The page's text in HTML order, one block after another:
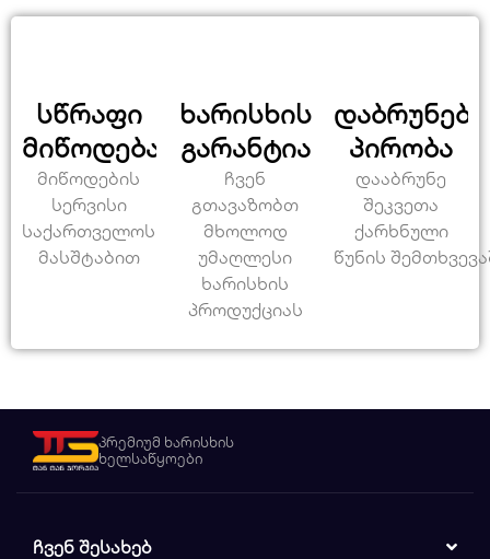
სწრაფი
მიწოდება
მიწოდების
სერვისი
საქართველოს
მასშტაბით
ხარისხის
გარანტია
ჩვენ
გთავაზობთ
მხოლოდ
უმაღლესი
ხარისხის
პროდუქციას
პირობა
დააბრუნე
შეკვეთა
ქარხნული
წუნის
პრემიუმ ხარისხის
ხელსაწყოები
ᲩᲕᲔᲜ ᲨᲔᲡᲐᲮᲔᲑ